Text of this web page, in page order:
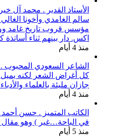
الأستاذ القدير . محمد آل
سالم الغامدي وأخونا
مؤسس قروب تاريخ غامد
اكس. دار بينهم ثناء أساتذة
منذ 4 أيام
الشاعر السعودي
كل أغراض الشعر لكنه
جازان مليئة بالعلماء
منذ 4 أيام
الكاتب المتميز . حسن أحمد
في الباحة…غير ) وهو مقال
منذ 5 أيام